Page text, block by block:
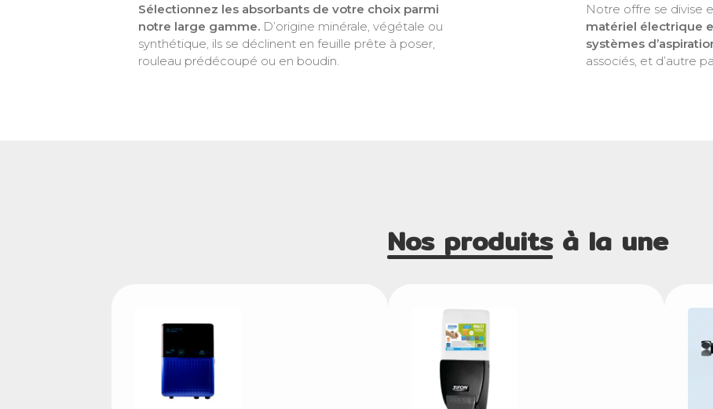
Sélectionnez les absorbants de votre choix parmi
notre large gamme. D’origine minérale, végétale ou
synthétique, ils se déclinent en feuille prête à poser,
rouleau prédécoupé ou en boudin.
Notre offre se divise
matériel électrique
systèmes
associés, et d’autre
Nos produitsà la une